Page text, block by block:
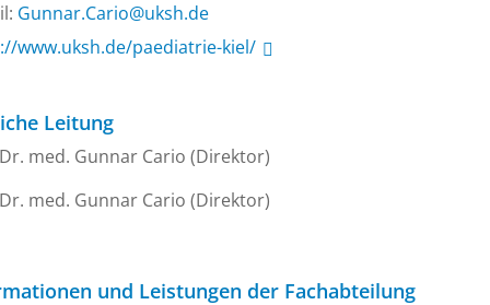
ed.hsku@oiraC.rannuG
www.uksh.de/paediatrie-kiel/
Leitung
med. Gunnar Cario (Direktor)
med. Gunnar Cario (Direktor)
und Leistungen der Fachabteilung